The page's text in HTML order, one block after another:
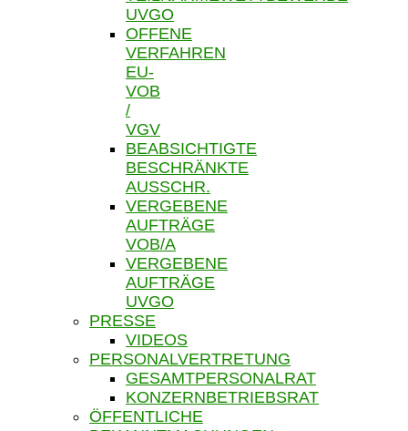
UVGO
OFFENE
VERFAHREN
EU-
VOB
/
VGV
BEABSICHTIGTE
BESCHRÄNKTE
AUSSCHR.
VERGEBENE
AUFTRÄGE
VOB/A
VERGEBENE
AUFTRÄGE
UVGO
PRESSE
VIDEOS
PERSONALVERTRETUNG
GESAMTPERSONALRAT
KONZERNBETRIEBSRAT
ÖFFENTLICHE